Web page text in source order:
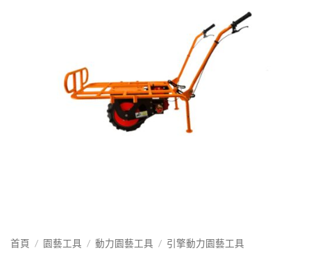
首頁 / 園藝工具 / 動力園藝工具 / 引擎動力園藝工具